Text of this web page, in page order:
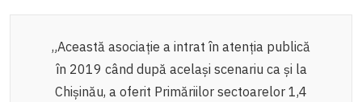
„Această asociație a intrat în atenția publică
în 2019 când după același scenariu ca și la
Chișinău, a oferit Primăriilor sectoarelor 1,4